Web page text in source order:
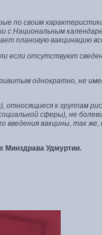
по своим
с Национальным
плановую вакцинацию
если отсутствуют
однократно, не
к группам
сферы), не
вакцины, так же,
Минздрава Удмуртии.